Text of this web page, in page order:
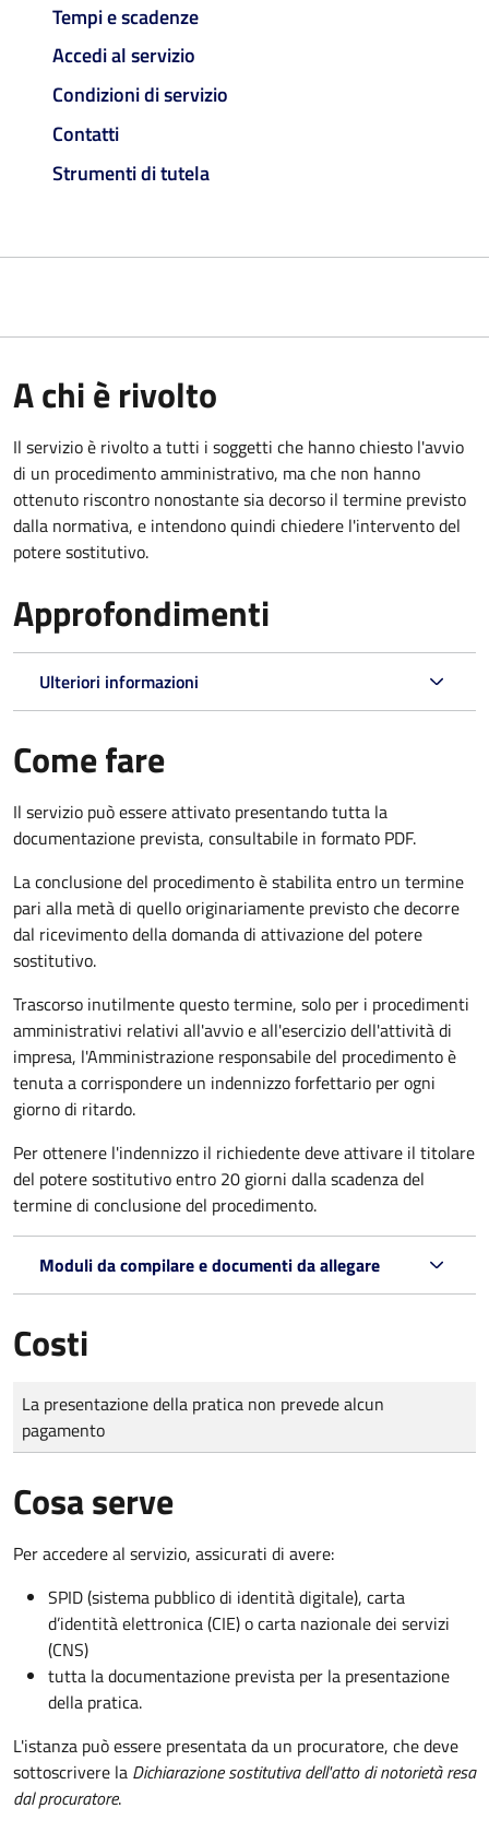
Tempi e scadenze
Accedi al servizio
Condizioni di servizio
Contatti
Strumenti di tutela
A chi è rivolto
Il servizio è rivolto a tutti i soggetti che hanno chiesto l'avvio
di un procedimento amministrativo, ma che non hanno
ottenuto riscontro nonostante sia decorso il termine previsto
dalla normativa, e intendono quindi chiedere l'intervento del
potere sostitutivo.
Approfondimenti
Ulteriori informazioni
Come fare
Il servizio può essere attivato presentando tutta la
documentazione prevista, consultabile in formato PDF.
La conclusione del procedimento è stabilita entro un termine
pari alla metà di quello originariamente previsto che decorre
dal ricevimento della domanda di attivazione del potere
sostitutivo.
Trascorso inutilmente questo termine, solo per i procedimenti
amministrativi relativi all'avvio e all'esercizio dell'attività di
impresa, l'Amministrazione responsabile del procedimento è
tenuta a corrispondere un indennizzo forfettario per ogni
giorno di ritardo.
Per ottenere l'indennizzo il richiedente deve attivare il titolare
del potere sostitutivo entro 20 giorni dalla scadenza del
termine di conclusione del procedimento.
Moduli da compilare e documenti da allegare
Costi
Tipo di pagamento
Importo
La presentazione della pratica non prevede alcun
pagamento
Cosa serve
Per accedere al servizio, assicurati di avere:
SPID (sistema pubblico di identità digitale), carta
d’identità elettronica (CIE) o carta nazionale dei servizi
(CNS)
tutta la documentazione prevista per la presentazione
della pratica.
L'istanza può essere presentata da un procuratore, che deve
sottoscrivere la Dichiarazione sostitutiva dell'atto di notorietà resa
dal procuratore.